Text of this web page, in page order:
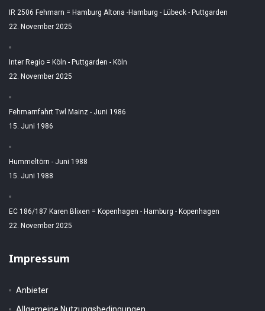
IR 2506 Fehmarn = Hamburg Altona -Hamburg - Lübeck - Puttgarden
22. November 2025
Inter Regio = Köln - Puttgarden - Köln
22. November 2025
Fehmarnfahrt Twl Mainz - Juni 1986
15. Juni 1986
Hummeltörn - Juni 1988
15. Juni 1988
EC 186/187 Karen Blixen = Kopenhagen - Hamburg - Kopenhagen
22. November 2025
Impressum
Anbieter